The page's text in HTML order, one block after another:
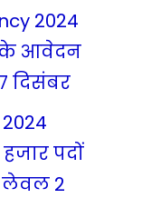
2024
के आवेदन
दिसंबर
पदों
लेवल 2